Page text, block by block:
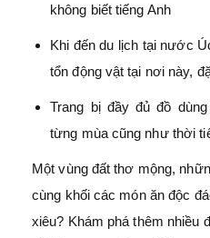
không biết tiếng Anh
Khi đến du lịch tại nước
tổn động vật tại nơi này,
Trang bị đầy đủ đồ
từng mùa cũng như thời
Một vùng đất thơ mộng,
cùng khối các món ăn độc
xiêu? Khám phá thêm nhiều